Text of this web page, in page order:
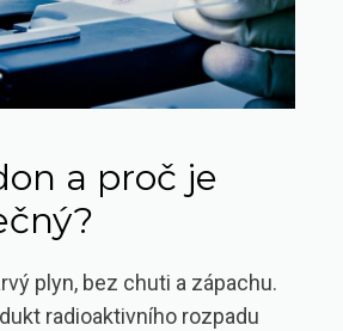
a proč je
plyn, bez chuti a zápachu.
radioaktivního rozpadu